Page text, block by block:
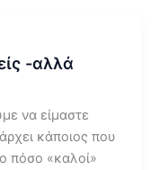
-αλλά
να είμαστε
κάποιος που
πόσο «καλοί»